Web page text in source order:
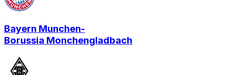
Bayern Munchen-
Borussia Monchengladbach